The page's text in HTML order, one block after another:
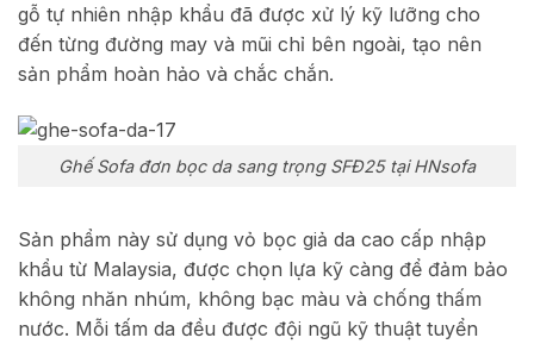
gỗ tự nhiên nhập khẩu đã được xử lý kỹ lưỡng cho
đến từng đường may và mũi chỉ bên ngoài, tạo nên
sản phẩm hoàn hảo và chắc chắn.
Ghế Sofa đơn bọc da sang trọng SFĐ25 tại HNsofa
Sản phẩm này sử dụng vỏ bọc giả da cao cấp nhập
khẩu từ Malaysia, được chọn lựa kỹ càng để đảm bảo
không nhăn nhúm, không bạc màu và chống thấm
nước. Mỗi tấm da đều được đội ngũ kỹ thuật tuyển